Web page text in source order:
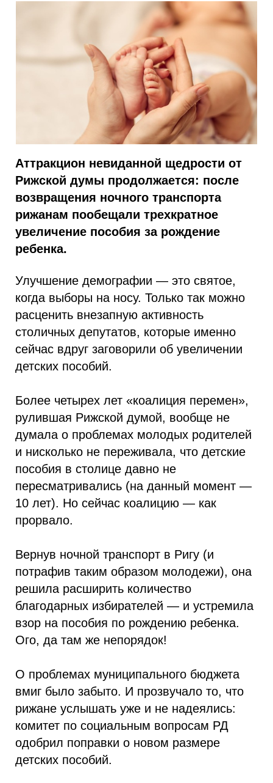
Аттракцион невиданной щедрости от
Рижской думы продолжается: после
возвращения ночного транспорта
рижанам пообещали трехкратное
увеличение пособия за рождение
ребенка.
Улучшение демографии — это святое,
когда выборы на носу. Только так можно
расценить внезапную активность
столичных депутатов, которые именно
сейчас вдруг заговорили об увеличении
детских пособий.
Более четырех лет «коалиция перемен»,
рулившая Рижской думой, вообще не
думала о проблемах молодых родителей
и нисколько не переживала, что детские
пособия в столице давно не
пересматривались (на данный момент —
10 лет). Но сейчас коалицию — как
прорвало.
Вернув ночной транспорт в Ригу (и
потрафив таким образом молодежи), она
решила расширить количество
благодарных избирателей — и устремила
взор на пособия по рождению ребенка.
Ого, да там же непорядок!
О проблемах муниципального бюджета
вмиг было забыто. И прозвучало то, что
рижане услышать уже и не надеялись:
комитет по социальным вопросам РД
одобрил поправки о новом размере
детских пособий.